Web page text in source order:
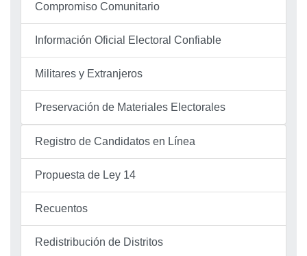
Compromiso Comunitario
Información Oficial Electoral Confiable
Militares y Extranjeros
Preservación de Materiales Electorales
Registro de Candidatos en Línea
Propuesta de Ley 14
Recuentos
Redistribución de Distritos